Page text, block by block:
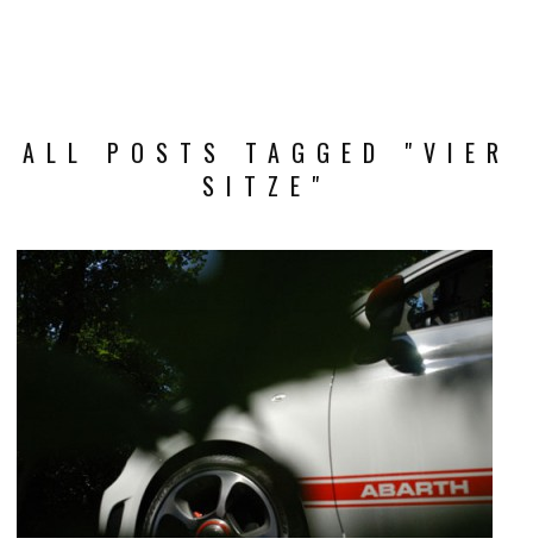
ALL POSTS TAGGED "VIER
SITZE"